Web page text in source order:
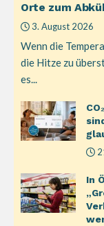
Orte zum
3. August 2026
Wenn die
die Hitze zu
es...
In